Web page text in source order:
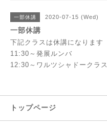
一部休講 2020-07-15 (Wed)
一部休講
下記クラスは休講になります
11:30～発展ルンバ
12:30～ワルツシャドークラス
トップページ